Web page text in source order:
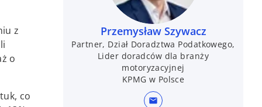
z
o
co
Przemysław Szywacz
Partner, Dział Doradztwa Podatkowego,
Lider doradców dla branży
motoryzacyjnej
KPMG w Polsce
mail